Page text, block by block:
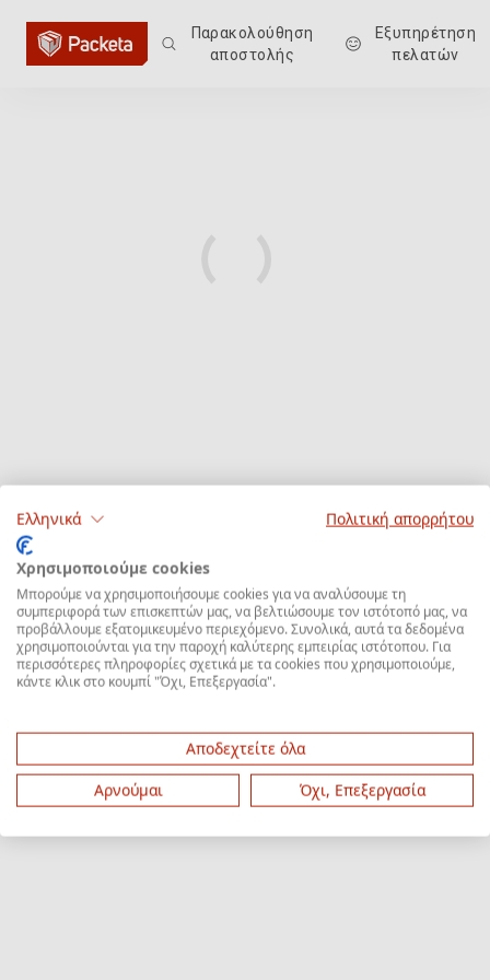
Παρακολούθηση
αποστολής
Εξυπηρέτηση
πελατών
Ελληνικά Πολιτική απορρήτου
Χρησιμοποιούμε cookies
Μπορούμε να χρησιμοποιήσουμε cookies για να αναλύσουμε τη
συμπεριφορά των επισκεπτών μας, να βελτιώσουμε τον ιστότοπό μας, να
προβάλλουμε εξατομικευμένο περιεχόμενο. Συνολικά, αυτά τα δεδομένα
χρησιμοποιούνται για την παροχή καλύτερης εμπειρίας ιστότοπου. Για
περισσότερες πληροφορίες σχετικά με τα cookies που χρησιμοποιούμε,
κάντε κλικ στο κουμπί "Όχι, Επεξεργασία".
Αποδεχτείτε όλα
Αρνούμαι
Όχι, Επεξεργασία